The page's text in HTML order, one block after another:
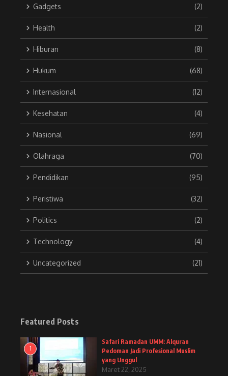
Gadgets (2)
Health (2)
Hiburan (8)
Hukum (68)
Internasional (12)
Kesehatan (4)
Nasional (69)
Olahraga (70)
Pendidikan (95)
Peristiwa (32)
Politics (2)
Technology (4)
Uncategorized (21)
Featured Posts
1
Safari Ramadan UMM: Alquran
Pedoman Jadi Profesional Muslim
yang Unggul
Maret 22, 2025